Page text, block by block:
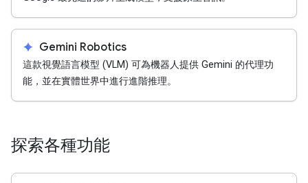
spark Gemini Robotics
這款視覺語言模型 (VLM) 可為機器人提供 Gemini 的代理功
能，並在實體世界中進行進階推理。
探索各種功能